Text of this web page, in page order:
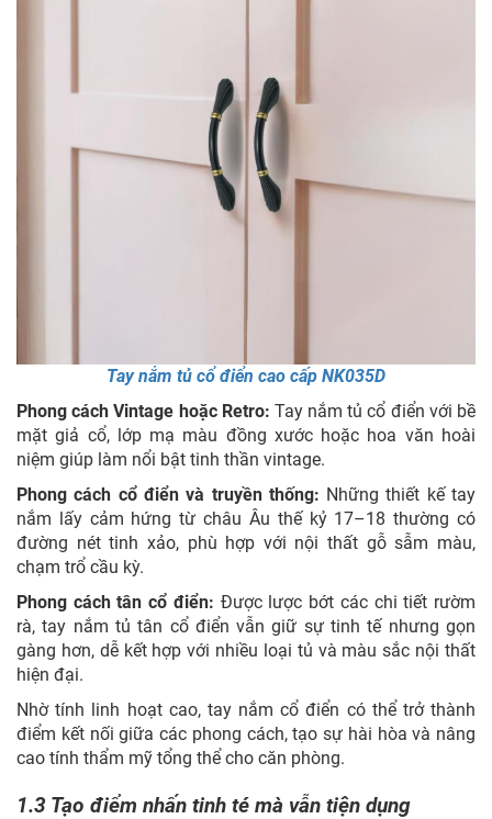
Tay nắm tủ cổ điển cao cấp NK035D
Phong cách Vintage hoặc Retro: Tay nắm tủ cổ điển với bề
mặt giả cổ, lớp mạ màu đồng xước hoặc hoa văn hoài
niệm giúp làm nổi bật tinh thần vintage.
Phong cách cổ điển và truyền thống: Những thiết kế tay
nắm lấy cảm hứng từ châu Âu thế kỷ 17–18 thường có
đường nét tinh xảo, phù hợp với nội thất gỗ sẫm màu,
chạm trổ cầu kỳ.
Phong cách tân cổ điển: Được lược bớt các chi tiết rườm
rà, tay nắm tủ tân cổ điển vẫn giữ sự tinh tế nhưng gọn
gàng hơn, dễ kết hợp với nhiều loại tủ và màu sắc nội thất
hiện đại.
Nhờ tính linh hoạt cao, tay nắm cổ điển có thể trở thành
điểm kết nối giữa các phong cách, tạo sự hài hòa và nâng
cao tính thẩm mỹ tổng thể cho căn phòng.
1.3 Tạo điểm nhấn tinh té mà vẫn tiện dụng